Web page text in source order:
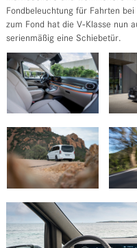
Fondbeleuchtung für Fahrten
zum Fond hat die V‑Klasse nun
serienmäßig eine Schiebetür.